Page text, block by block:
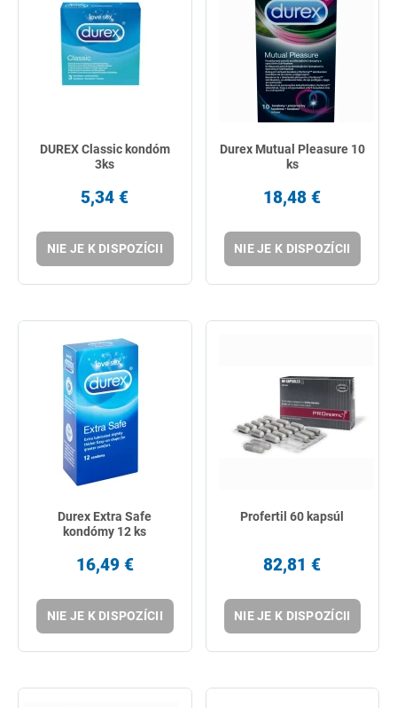
DUREX Classic kondóm
3ks
5,34 €
NIE JE K DISPOZÍCII
Durex Mutual Pleasure 10
ks
18,48 €
NIE JE K DISPOZÍCII
Durex Extra Safe
kondómy 12 ks
16,49 €
NIE JE K DISPOZÍCII
Profertil 60 kapsúl
82,81 €
NIE JE K DISPOZÍCII